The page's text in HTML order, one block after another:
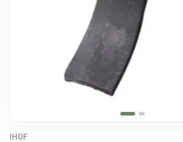
IHOF